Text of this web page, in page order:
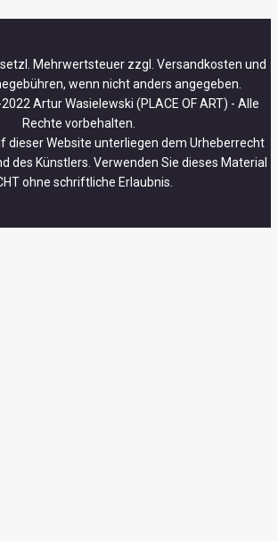
Mehrwertsteuer zzgl. Versandkosten und
wenn nicht anders angegeben.
Artur Wasielewski (PLACE OF ART) - Alle
Rechte vorbehalten.
dieser Website unterliegen dem Urheberrecht
des Künstlers. Verwenden Sie dieses Material
ohne schriftliche Erlaubnis.